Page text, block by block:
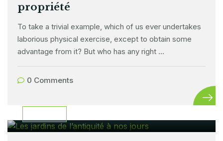
propriété
To take a trivial example, which of us ever undertakes
laborious physical exercise, except to obtain some
advantage from it? But who has any right …
0 Comments